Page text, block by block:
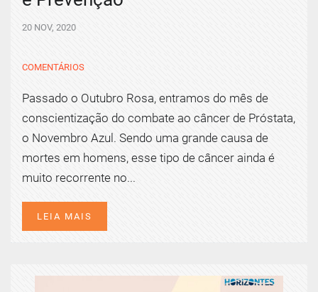
20 NOV, 2020
COMENTÁRIOS
Passado o Outubro Rosa, entramos do mês de
conscientização do combate ao câncer de Próstata,
o Novembro Azul. Sendo uma grande causa de
mortes em homens, esse tipo de câncer ainda é
muito recorrente no...
LEIA MAIS